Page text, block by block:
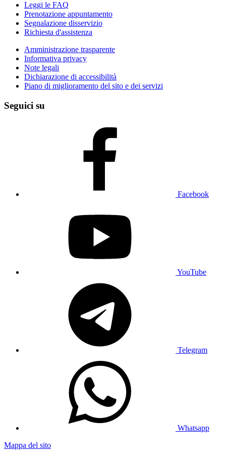
Leggi le FAQ
Prenotazione appuntamento
Segnalazione disservizio
Richiesta d'assistenza
Amministrazione trasparente
Informativa privacy
Note legali
Dichiarazione di accessibilità
Piano di miglioramento del sito e dei servizi
Seguici su
Facebook
YouTube
Telegram
Whatsapp
Mappa del sito